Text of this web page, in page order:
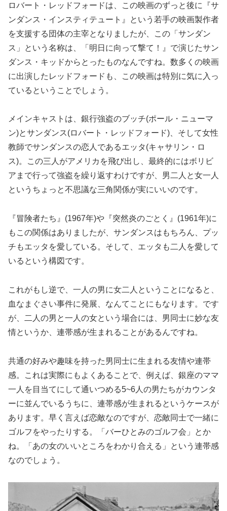
ロバート・レッドフォードは、この映画のずっと後に『サ
ンダンス・インスティテュート』という若手の映画製作者
を支援する団体の主宰となりましたが、この「サンダン
ス」という名称は、「明日に向って撃て！』で演じたサン
ダンス・キッドからとったものなんですね。数多くの映画
に出演したレッドフォードも、この映画は特別に気に入っ
ているということでしょう。
メインキャストは、銀行強盗のブッチ(ポール・ニューマ
ン)とサンダンス(ロバート・レッドフォード)、そして女性
教師でサンダンスの恋人であるエッタ(キャサリン・ロ
ス)。この三人がアメリカを飛び出し、最終的にはボリビ
アまで行って強盗を繰り返すわけですが、男二人と女一人
というちょっと不思議な三角関係が実にいいのです。
『冒険者たち』(1967年)や『突然炎のごとく』(1961年)に
もこの関係はありましたが、サンダンスはもちろん、プッ
チもエッタを愛している。そして、エッタも二人を愛して
いるという構図です。
これがもし逆で、一人の男に女二人ということになると、
血なまぐさい事件に発展、なんてことにもなります。です
が、二人の男と一人の女という場合には、男同士に妙な友
情というか、連帯感が生まれることがあるんですね。
共通の好みや趣味を持った男同士に生まれる友情や連帯
感。これは実際にもよくあることで、例えば、銀座のママ
一人を目当てにして通いつめる5~6人の男たちがカウンタ
ーに並んでいるうちに、連帯感が生まれるというケースが
あります。早く言えば恋敵なのですが、恋敵同士で一緒に
ゴルフをやったりする。「バーひとみのゴルフ会」とか
ね。「あの女のいいところをわかり合える」という連帯感
なのでしょう。